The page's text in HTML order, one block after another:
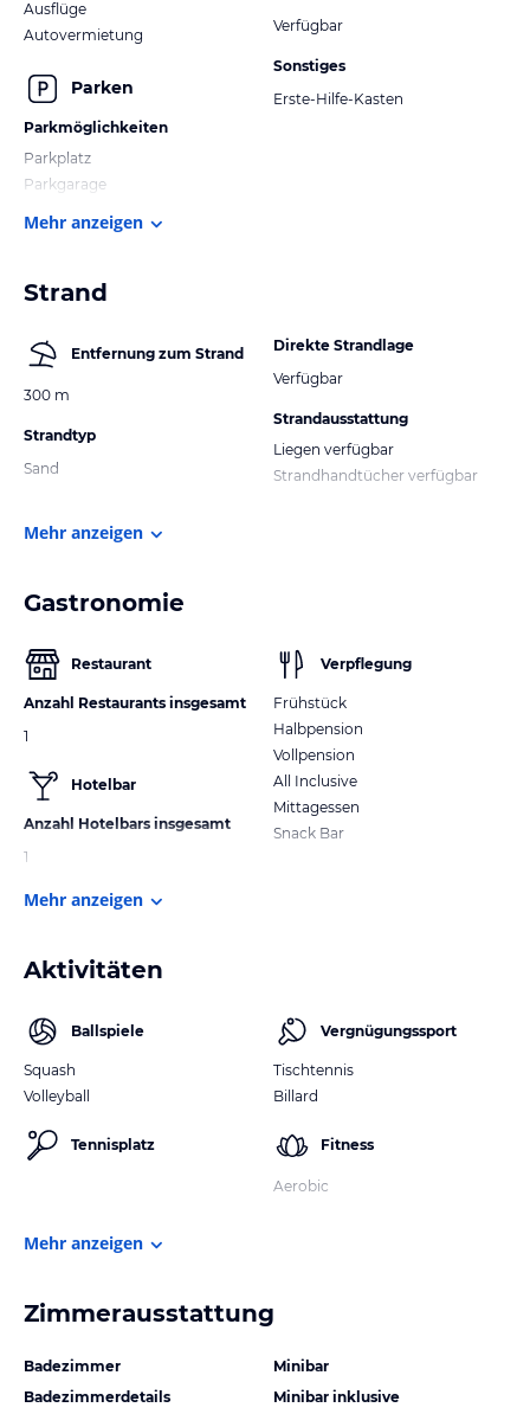
Ausflüge
Autovermietung
Parken
Parkmöglichkeiten
Parkplatz
Parkgarage
Verfügbar
Sonstiges
Erste-Hilfe-Kasten
Mehr anzeigen
Strand
Entfernung zum Strand
300 m
Strandtyp
Sand
Direkte Strandlage
Verfügbar
Strandausstattung
Liegen verfügbar
Strandhandtücher verfügbar
Mehr anzeigen
Gastronomie
Restaurant
Anzahl Restaurants insgesamt
1
Hotelbar
Anzahl Hotelbars insgesamt
1
Verpflegung
Frühstück
Halbpension
Vollpension
All Inclusive
Mittagessen
Snack Bar
Mehr anzeigen
Aktivitäten
Ballspiele
Squash
Volleyball
Tennisplatz
Vergnügungssport
Tischtennis
Billard
Fitness
Aerobic
Mehr anzeigen
Zimmerausstattung
Badezimmer
Badezimmerdetails
Minibar
Minibar inklusive